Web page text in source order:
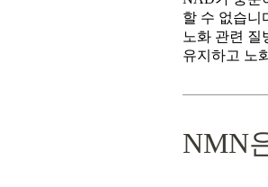
할 수 없습니
노화 관련 질
유지하고 노
NMN